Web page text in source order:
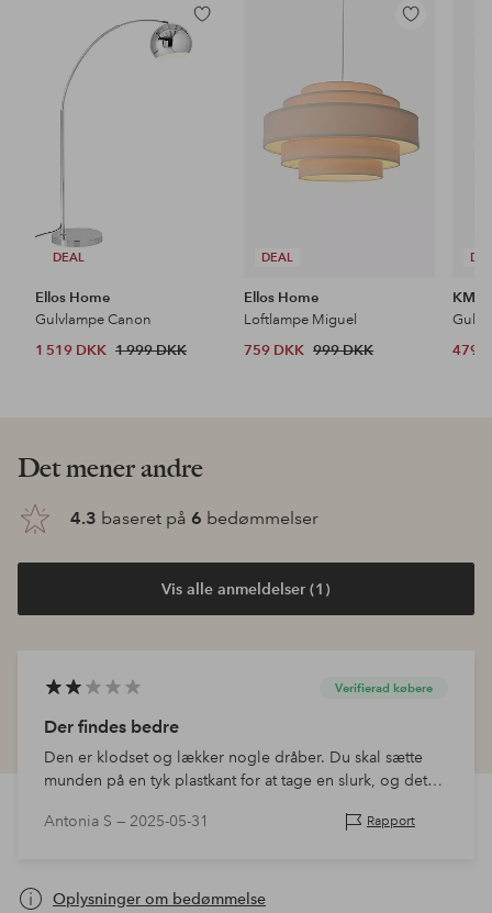
DEAL
Tilføj
til
Ellos Home
Gulvlampe Canon
1 519 DKK 1 999 DKK
DEAL
Tilføj
Ellos Home
Loftlampe Miguel
759 DKK 999 DKK
KM
479
Det mener andre
4.3 baseret på 6 bedømmelser
Vis alle anmeldelser (1)
Verifierad købere
Der findes bedre
Den er klodset og lækker nogle dråber. Du skal sætte
munden på en tyk plastkant for at tage en slurk, og det
munden, før du får kaffe o…
Antonia S — 2025-05-31 Rapport
Oplysninger om bedømmelse